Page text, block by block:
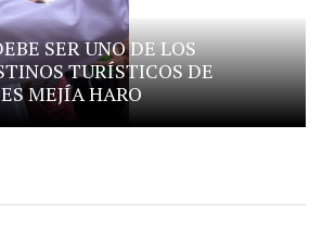
SER UNO DE LOS
TURÍSTICOS DE
MEJÍA HARO